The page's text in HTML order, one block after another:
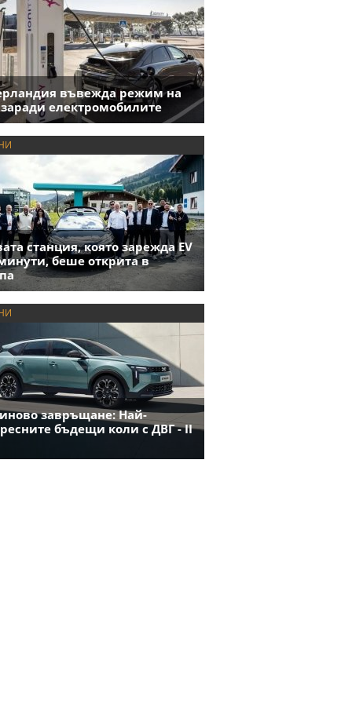
въвежда режим на
заради електромобилите
станция, която зарежда EV
беше открита в
завръщане: Най-
бъдещи коли с ДВГ - II